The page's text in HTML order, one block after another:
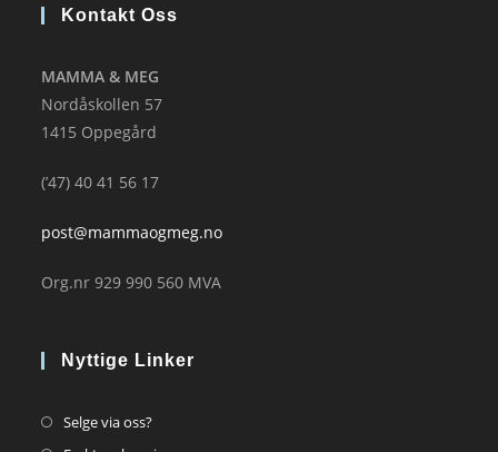
Kontakt Oss
MAMMA & MEG
Nordåskollen 57
1415 Oppegård
(’47) 40 41 56 17
post@mammaogmeg.no
Org.nr 929 990 560 MVA
Nyttige Linker
Selge via oss?Opens
in